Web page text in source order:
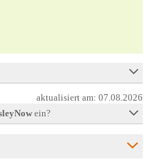
aktualisiert am:07.08.2026
ein?